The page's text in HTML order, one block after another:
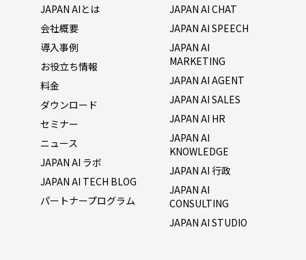
JAPAN AIとは
会社概要
導入事例
お役立ち情報
料金
ダウンロード
セミナー
ニュース
JAPAN AI ラボ
JAPAN AI TECH BLOG
パートナープログラム
JAPAN AI CHAT
JAPAN AI SPEECH
JAPAN AI
MARKETING
JAPAN AI AGENT
JAPAN AI SALES
JAPAN AI HR
JAPAN AI
KNOWLEDGE
JAPAN AI 行政
JAPAN AI
CONSULTING
JAPAN AI STUDIO